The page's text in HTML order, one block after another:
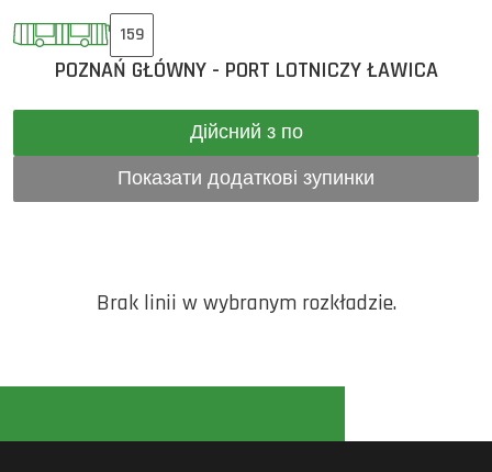
159
POZNAŃ GŁÓWNY - PORT LOTNICZY ŁAWICA
Дійсний з по
Показати додаткові зупинки
Brak linii w wybranym rozkładzie.